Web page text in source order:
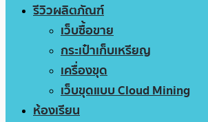
รีวิวผลิตภัณฑ์
เว็บซื้อขาย
กระเป๋าเก็บเหรียญ
เครื่องขุด
เว็บขุดแบบ Cloud Mining
ห้องเรียน